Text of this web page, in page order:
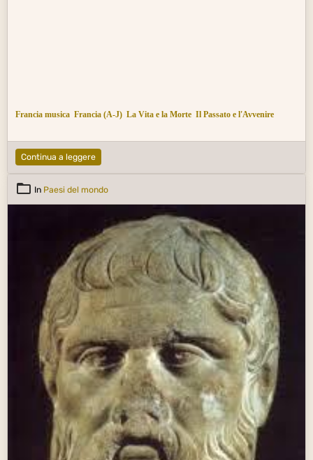
Francia musica Francia (A-J) La Vita e la Morte Il Passato e l'Avvenire
Continua a leggere
In Paesi del mondo